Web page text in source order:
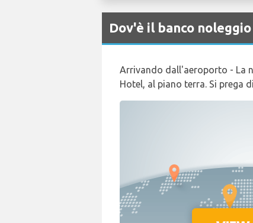
Dov'è il banco
Arrivando dall'aeroporto - La
Hotel, al piano terra. Si prega